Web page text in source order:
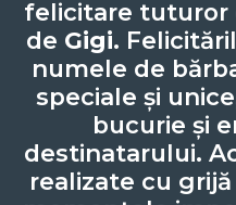
felicitare tuturor
de Gigi.
numele de
speciale și
bucurie și
destinatarului.
realizate cu